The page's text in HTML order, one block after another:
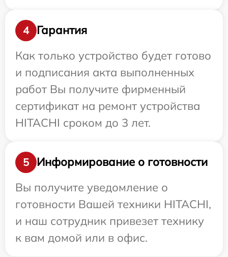
4
Гарантия
Как только устройство будет готово
и подписания акта выполненных
работ Вы получите фирменный
сертификат на ремонт устройства
HITACHI сроком до 3 лет.
5
Информирование о готовности
Вы получите уведомление о
готовности Вашей техники HITACHI,
и наш сотрудник привезет технику
к вам домой или в офис.